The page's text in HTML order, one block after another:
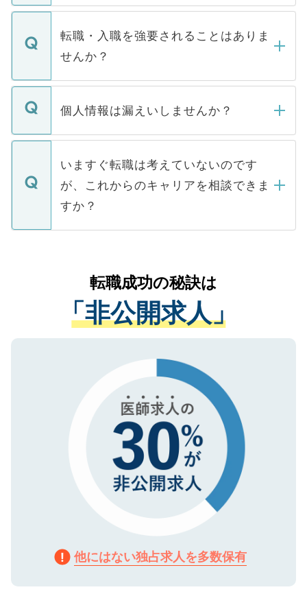
ます。通常、5営業日以内にはご連絡をせて
いただきますので、しばらくお待ちくださ
マイナビDOCTORで取り扱っている求人の
うち約3割は、Webサイトからご覧いただ
けない「非公開求人」です。非公開求人は
下記の理由によって、一般には公開してい
ません。
■応募殺到を避けるため 人気のある医療機
関を公にしてしまうと、応募が殺到する場
に、医療機関が求める条件に合った人材の
みを人材紹介会社に依頼するケースが増え
ています。
転職・入職を強要されることはありま
せんか？
転職・入職を強要することは一切ありませ
ん。また、仮に応募先から内定をいただい
定を承諾する必要はありません。内定先へ
の辞退の連絡はキャリアパートナーが行い
個人情報は漏えいしませんか？
個人情報が漏えいすることはありませんの
で、ご安心ください。当サイトからの登録
などで収集したご登録者様の個人情報は、
ご本人のキャリアアップおよび転職活動の
支援を目的に使用いたします。お預かりし
ているすべての個人データはご本人の許可
は、個人情報の取り扱いについての厳密な
管理基準を満たした事業者のみに付与され
る、プライバシーマークを取得済みです。
で、機密保持に関してもご安心ください。
いますぐ転職は考えていないのです
が、これからのキャリアを相談できま
すか？
かがいして、現在の医療機関の状況や紹介
経験をまじえながら、適切なアドバイスを
させていただきます。すぐにご転職をされ
ない方には、長期的なサポートが可能です
ので、まずはご登録ください。
転職成功の秘訣は
「非公開求人」
他にはない独占求人を多数保有